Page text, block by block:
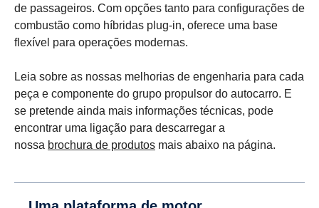
de passageiros. Com opções tanto para configurações de
combustão como híbridas plug-in, oferece uma base
flexível para operações modernas.
Leia sobre as nossas melhorias de engenharia para cada
peça e componente do grupo propulsor do autocarro. E
se pretende ainda mais informações técnicas, pode
encontrar uma ligação para descarregar a
nossa brochura de produtos mais abaixo na página.